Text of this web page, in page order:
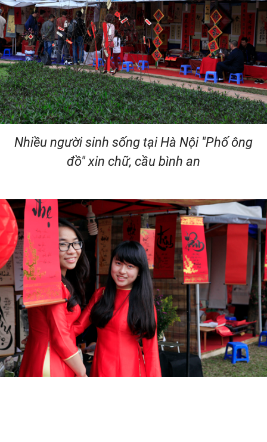
Nhiều người sinh sống tại Hà Nội "Phố ông
đồ" xin chữ, cầu bình an